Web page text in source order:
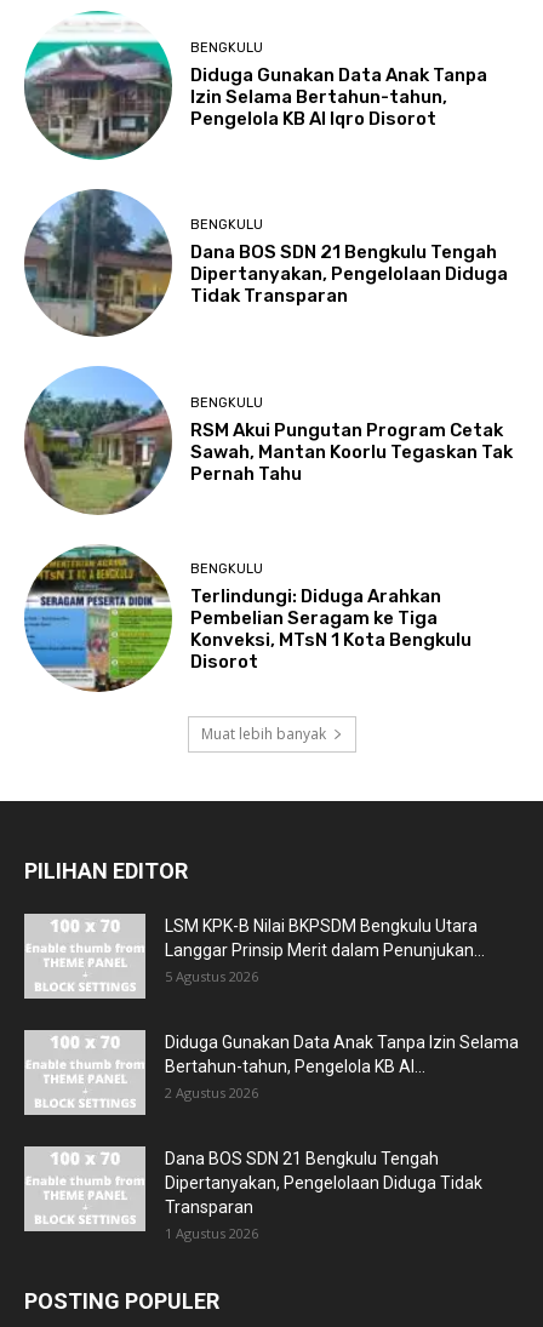
BENGKULU
Diduga Gunakan Data Anak Tanpa
Izin Selama Bertahun-tahun,
Pengelola KB Al Iqro Disorot
BENGKULU
Dana BOS SDN 21 Bengkulu Tengah
Dipertanyakan, Pengelolaan Diduga
Tidak Transparan
BENGKULU
RSM Akui Pungutan Program Cetak
Sawah, Mantan Koorlu Tegaskan Tak
Pernah Tahu
BENGKULU
Terlindungi: Diduga Arahkan
Pembelian Seragam ke Tiga
Konveksi, MTsN 1 Kota Bengkulu
Disorot
Muat lebih banyak
PILIHAN EDITOR
LSM KPK-B Nilai BKPSDM Bengkulu Utara
Langgar Prinsip Merit dalam Penunjukan...
5 Agustus 2026
Diduga Gunakan Data Anak Tanpa Izin Selama
Bertahun-tahun, Pengelola KB Al...
2 Agustus 2026
Dana BOS SDN 21 Bengkulu Tengah
Dipertanyakan, Pengelolaan Diduga Tidak
Transparan
1 Agustus 2026
POSTING POPULER